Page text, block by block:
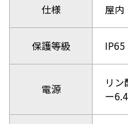
仕様 屋内
保護等級 IP65
電源
リ
ー